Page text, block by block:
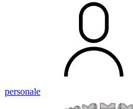
personale